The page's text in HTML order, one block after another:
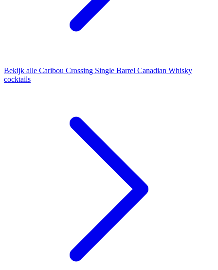
Bekijk alle Caribou Crossing Single Barrel Canadian Whisky
cocktails